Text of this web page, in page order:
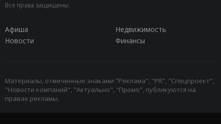
Все права защищены.
Афиша
Недвижимость
Новости
Финансы
Материалы, отмеченные знаками "Реклама", "PR", "Спецпроект",
"Новости компаний", "Актуально", "Промо", публикуются на
правах рекламы.